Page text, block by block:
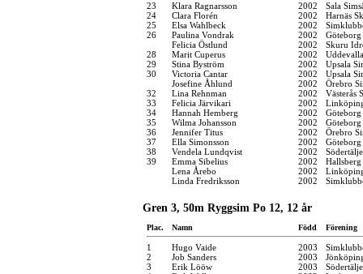
23
Klara Ragnarsson 2002
Sala
24
Clara Florén 2002
Harnäs
25
Elsa Wahlbeck 2002
26
Paulina Vondrak 2002
Göteborg
Felicia Östlund
2002
Skuru
28
Marit Cuperus 2002
29
Stina Byström 2002
Upsala
30
Victoria Cantar 2002
Upsala
Josefine Åhlund
2002
Örebro
32
Lina Rehnman 2002
Västerås
33
Felicia Järvikari 2002
34
Hannah Hemberg 2002
Göteborg
35
Wilma Johansson 2002
Göteborg
36
Jennifer Titus 2002
Örebro
37
Ella Simonsson 2002
Göteborg
38
Vendela Lundqvist 2002
39
Emma Sibelius 2002
Lena Årebo
2002
Linda Fredriksson
2002
Gren 3, 50m Ryggsim Po 12, 12 år
Plac. Namn Född Förening
1 Hugo Vaide 2003
2
Job Sanders 2003
3
Erik Lööw 2003